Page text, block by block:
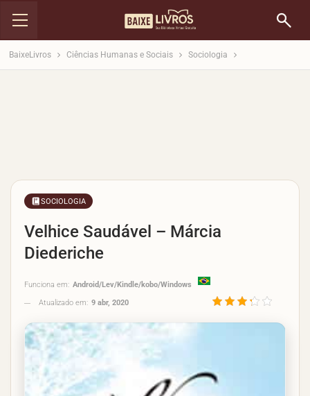
BaixeLivros Ciências Humanas e Sociais Sociologia
SOCIOLOGIA
Velhice Saudável – Márcia
Diederiche
Funciona em: Android/Lev/Kindle/kobo/Windows
Atualizado em: 9 abr, 2020